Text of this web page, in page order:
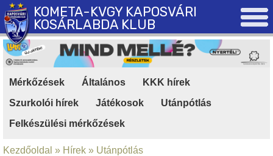
KOMETA-KVGY KAPOSVÁRI
KOSÁRLABDA KLUB
Mérkőzések Általános KKK hírek
Szurkolói hírek
Játékosok Utánpótlás
Felkészülési mérkőzések
Kezdőoldal » Hírek » Utánpótlás